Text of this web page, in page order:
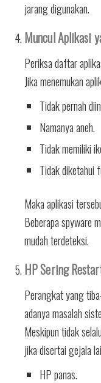
jarang digunakan.
Muncul Aplikasi
Periksa daftar
Jika menemukan
Tidak pernah
Namanya aneh.
Tidak memiliki
Tidak diketahui
Maka aplikasi
Beberapa spyware
mudah terdeteksi.
HP Sering
Perangkat yang
adanya masalah
Meskipun tidak
jika disertai gejala
HP panas.